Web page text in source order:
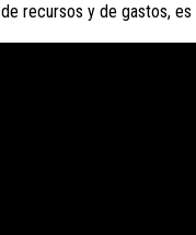
recursos y de gastos,